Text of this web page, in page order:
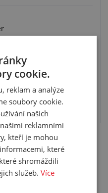
Napište nám!
cookie.
reklam a analýze
soubory cookie.
našich
reklamními
kteří je mohou
které
shromáždili
služeb.Více